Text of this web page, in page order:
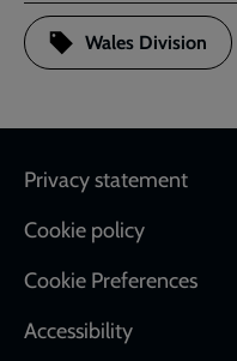
Wales Division
Footer
Privacy statement
Cookie policy
Cookie Preferences
Accessibility